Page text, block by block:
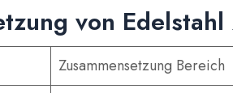
von
Zusammensetzung Bereich